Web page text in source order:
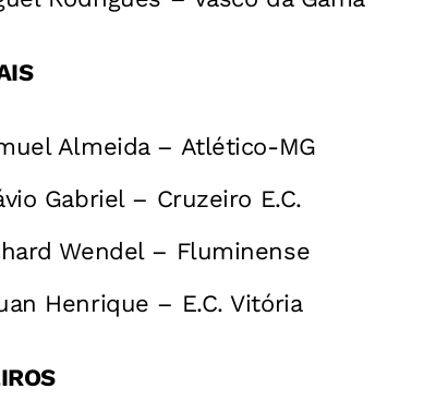
Almeida – Atlético-MG
Gabriel – Cruzeiro E.C.
Wendel – Fluminense
Henrique – E.C. Vitória